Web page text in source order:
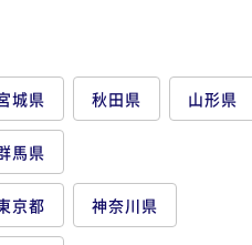
城県 秋田県 山形県
馬県
京都 神奈川県